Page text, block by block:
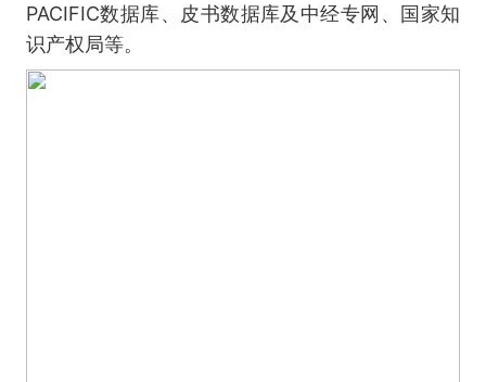
PACIFIC数据库、皮书数据库及中经专网、国家知
识产权局等。